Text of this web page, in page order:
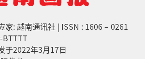
家: 越南通讯社 | ISSN : 1606 – 0261
BTTTT
于2022年3月17日